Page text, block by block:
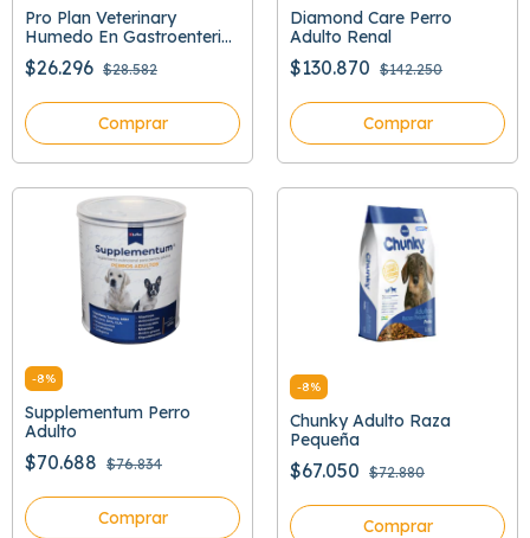
Pro Plan Veterinary
Humedo En Gastroenteric
379 Gr
$26.296 $28.582
Comprar
Diamond Care Perro
Adulto Renal
$130.870 $142.250
Comprar
-8%
Supplementum Perro
Adulto
$70.688 $76.834
Comprar
-8%
Chunky Adulto Raza
Pequeña
$67.050 $72.880
Comprar